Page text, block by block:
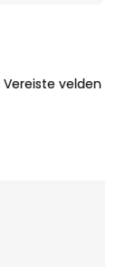
Vereiste velden